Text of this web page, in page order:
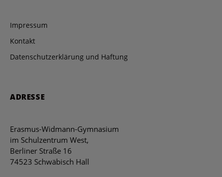
Impressum
Kontakt
Datenschutzerklärung und Haftung
ADRESSE
Erasmus-Widmann-Gymnasium
im Schulzentrum West,
Berliner Straße 16
74523 Schwäbisch Hall